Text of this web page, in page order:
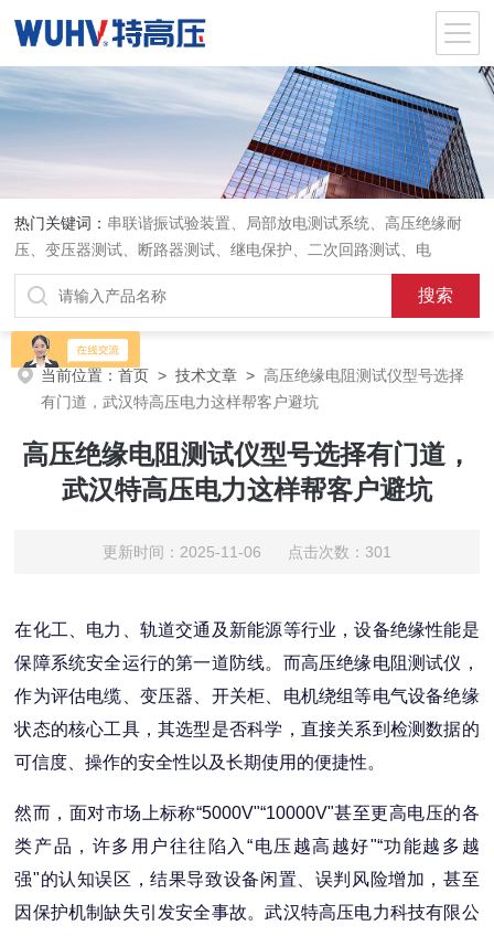
热门关键词： 串联谐振试验装置、局部放电测试系统、高压绝缘耐
压、变压器测试、断路器测试、继电保护、二次回路测试、电
当前位置：首页 >技术文章 > 高压绝缘电阻测试仪型号选择
有门道，武汉特高压电力这样帮客户避坑
高压绝缘电阻测试仪型号选择有门道，
武汉特高压电力这样帮客户避坑
更新时间：2025-11-06 点击次数：301
在化工、电力、轨道交通及新能源等行业，设备绝缘性能是
保障系统安全运行的第一道防线。而高压绝缘电阻测试仪，
作为评估电缆、变压器、开关柜、电机绕组等电气设备绝缘
状态的核心工具，其选型是否科学，直接关系到检测数据的
可信度、操作的安全性以及长期使用的便捷性。
然而，面对市场上标称“5000V"“10000V"甚至更高电压的各
类产品，许多用户往往陷入“电压越高越好"“功能越多越
强"的认知误区，结果导致设备闲置、误判风险增加，甚至
因保护机制缺失引发安全事故。武汉特高压电力科技有限公